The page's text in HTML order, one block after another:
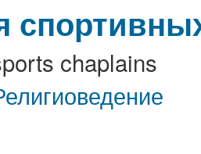
chaplains